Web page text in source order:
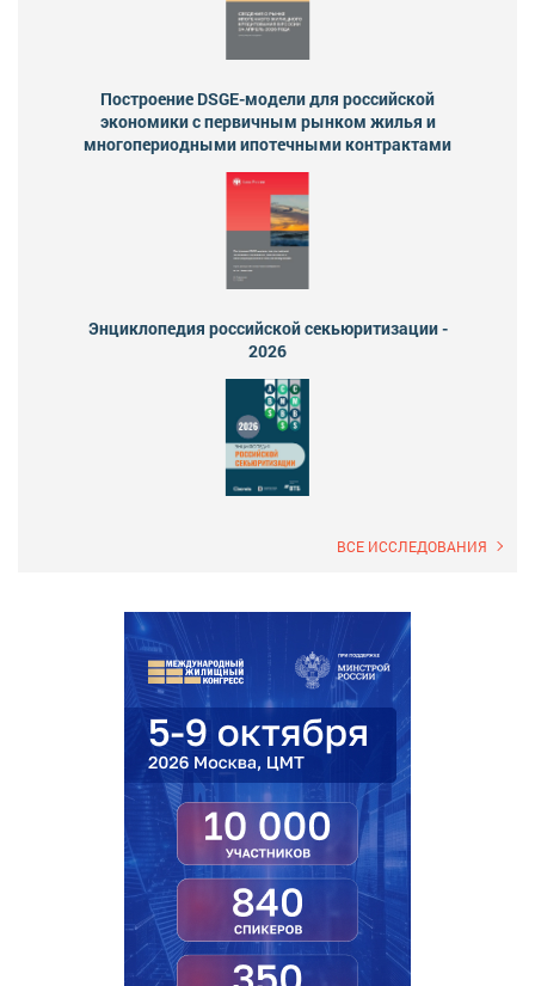
Построение DSGE-модели для российской
экономики с первичным рынком жилья и
многопериодными ипотечными контрактами
Энциклопедия российской секьюритизации -
2026
ВСЕ ИССЛЕДОВАНИЯ